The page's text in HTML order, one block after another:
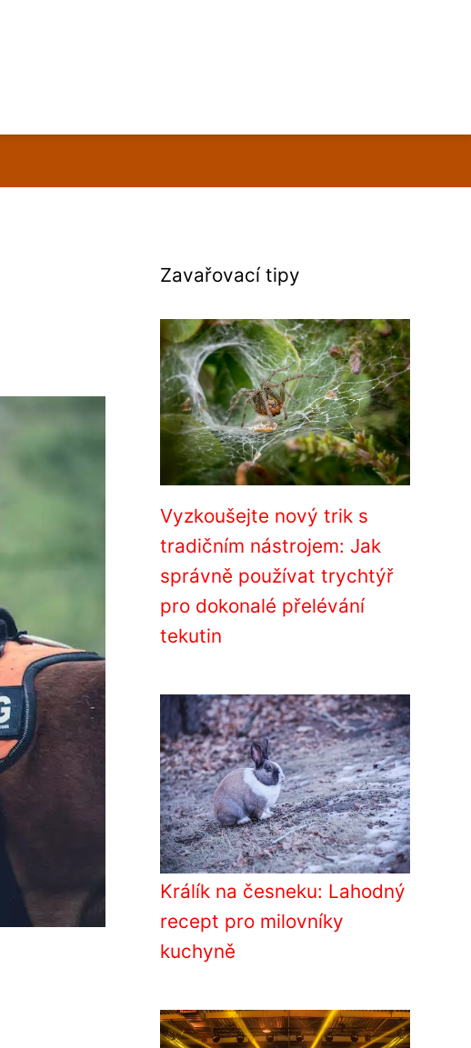
Zavařovací tipy
Vyzkoušejte nový trik s
tradičním nástrojem: Jak
správně používat trychtýř
pro dokonalé přelévání
tekutin
Králík na česneku: Lahodný
recept pro milovníky
kuchyně